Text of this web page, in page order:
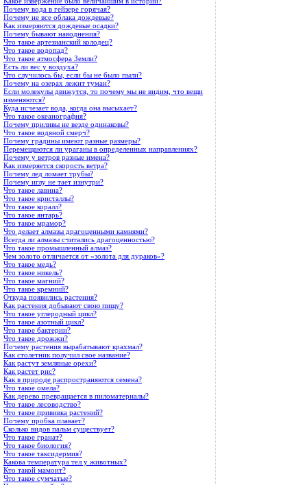
Почему вода в гейзере горячая?
Почему не все облака дождевые?
Как измеряются дождевые осадки?
Почему бывают наводнения?
Что такое артезианский колодец?
Что такое водопад?
Что такое атмосфера Земли?
Есть ли вес у воздуха?
Что случилось бы, если бы не было пыли?
Почему на озерах лежит туман?
Если молекулы движутся, то почему мы не видим, что вещи
изменяются?
Куда исчезает вода, когда она высыхает?
Что такое океанография?
Почему приливы не везде одинаковы?
Что такое водяной смерч?
Почему градины имеют разные размеры?
Перемещаются ли ураганы в определенных направлениях?
Почему у ветров разные имена?
Как измеряется скорость ветра?
Почему лед ломает трубы?
Почему иглу не тает изнутри?
Что такое лавина?
Что такое кристаллы?
Что такое коралл?
Что такое янтарь?
Что такое мрамор?
Что делает алмазы драгоценными камнями?
Всегда ли алмазы считались драгоценностью?
Что такое промышленный алмаз?
Чем золото отличается от «золота для дураков»?
Что такое медь?
Что такое никель?
Что такое магний?
Что такое кремний?
Откуда появились растения?
Как растения добывают свою пищу?
Что такое углеродный цикл?
Что такое азотный цикл?
Что такое бактерии?
Что такое дрожжи?
Почему растения вырабатывают крахмал?
Как столетник получил свое название?
Как растут земляные орехи?
Как растет рис?
Как в природе распространяются семена?
Что такое омела?
Как дерево превращается в пиломатериалы?
Что такое лесоводство?
Что такое прививка растений?
Почему пробка плавает?
Сколько видов пальм существует?
Что такое гранат?
Что такое биология?
Что такое таксидермия?
Какова температура тел у животных?
Кто такой мамонт?
Что такое сумчатые?